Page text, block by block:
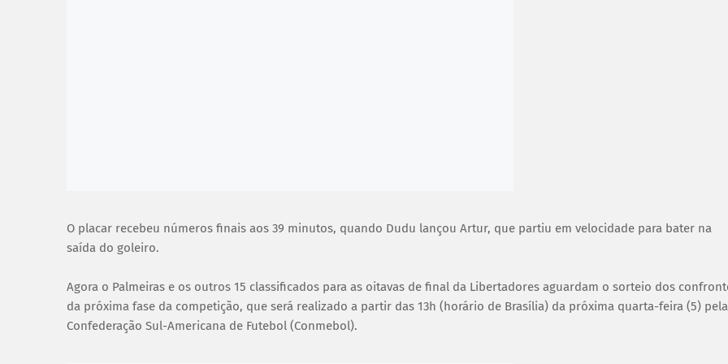
O placar recebeu números finais aos 39 minutos, quando Dudu lançou Artur, que partiu em velocidade para bater na
saída do goleiro.
Agora o Palmeiras e os outros 15 classificados para as oitavas de final da Libertadores aguardam o sorteio dos
da próxima fase da competição, que será realizado a partir das 13h (horário de Brasília) da próxima quarta-feira (5) pela
Confederação Sul-Americana de Futebol (Conmebol).